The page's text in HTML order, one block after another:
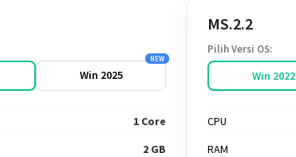
Win 2025
NEW
1 Core
2 GB
MS.2.2
Pilih Versi OS:
Win 2022
CPU
RAM